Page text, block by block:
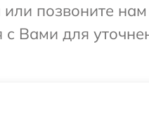
позвоните
с Вами для